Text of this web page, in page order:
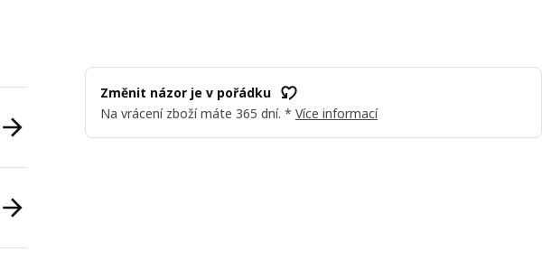
Změnit názor je v pořádku
Na vrácení zboží máte 365 dní. * Více informací